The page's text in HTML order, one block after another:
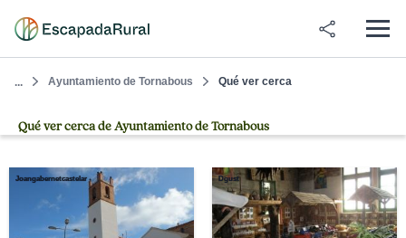
... Ayuntamiento de Tornabous Qué ver cerca
Qué ver cerca de Ayuntamiento de Tornabous
Joangabernetcastelar Dgust